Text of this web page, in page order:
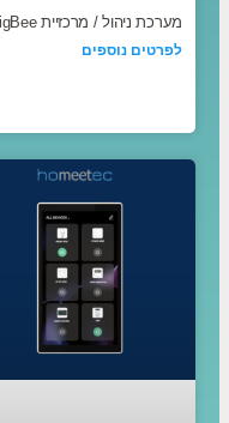
מערכת ניהול / מרכזיית ZigBee
לפרטים נוספים